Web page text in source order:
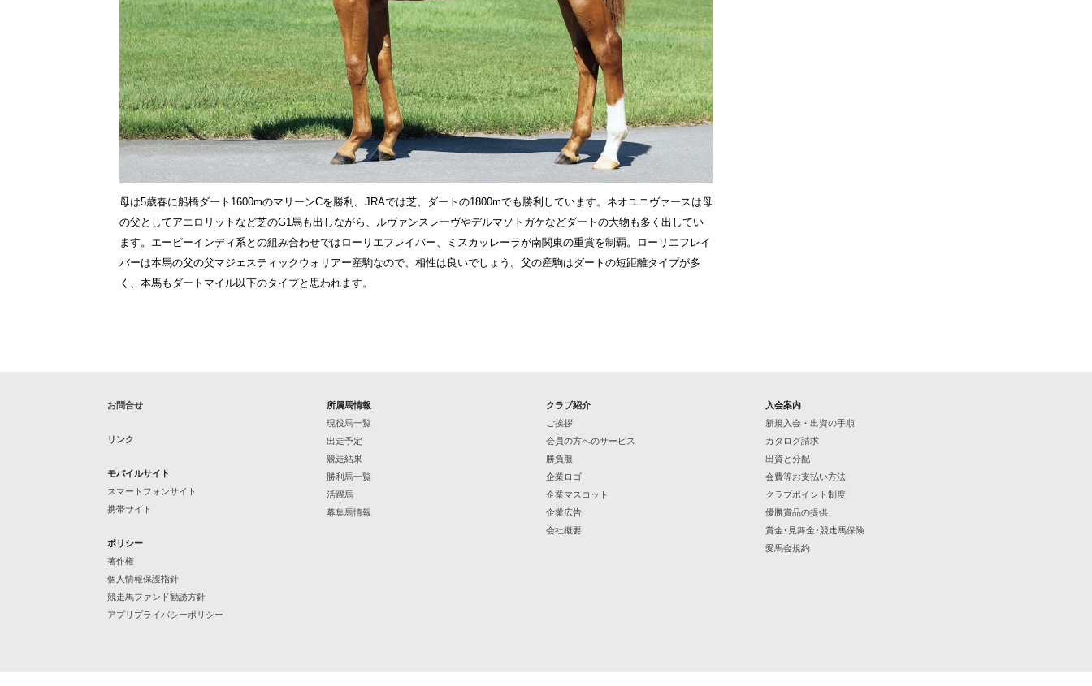
母は5歳春に船橋ダート1600mのマリーンCを勝利。JRAでは芝、ダートの1800mでも勝利しています。ネオユニヴァースは母
の父としてアエロリットなど芝のG1馬も出しながら、ルヴァンスレーヴやデルマソトガケなどダートの大物も多く出してい
ます。エーピーインディ系との組み合わせではローリエフレイバー、ミスカッレーラが南関東の重賞を制覇。ローリエフレイ
バーは本馬の父の父マジェスティックウォリアー産駒なので、相性は良いでしょう。父の産駒はダートの短距離タイプが多
く、本馬もダートマイル以下のタイプと思われます。
お問合せ
リンク
モバイルサイト
スマートフォンサイト
携帯サイト
ポリシー
著作権
個人情報保護指針
競走馬ファンド勧誘方針
アプリプライバシーポリシー
所属馬情報
現役馬一覧
出走予定
競走結果
勝利馬一覧
活躍馬
募集馬情報
クラブ紹介
ご挨拶
会員の方へのサービス
勝負服
企業ロゴ
企業マスコット
企業広告
会社概要
入会案内
新規入会・出資の手順
カタログ請求
出資と分配
会費等お支払い方法
クラブポイント制度
優勝賞品の提供
賞金･見舞金･競走馬保険
愛馬会規約